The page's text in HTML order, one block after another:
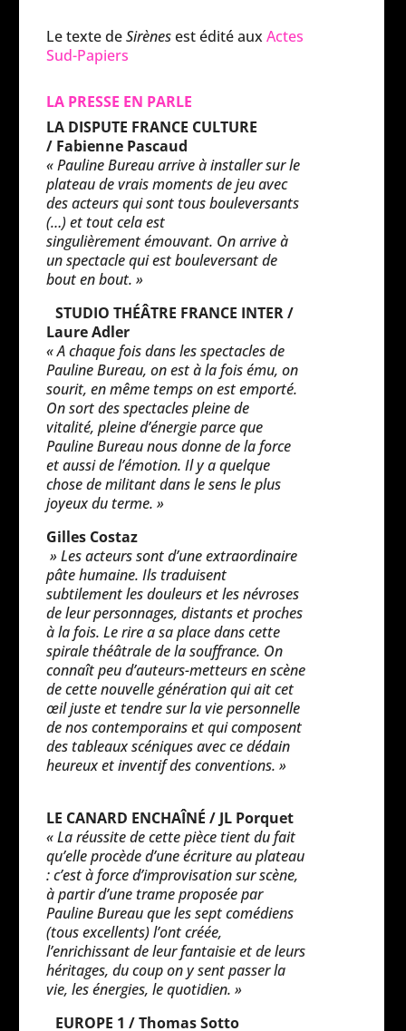
Le texte deSirènesest édité aux Actes
Sud-Papiers
LA PRESSE EN PARLE
LA DISPUTE FRANCE CULTURE
/ Fabienne Pascaud
« Pauline Bureau arrive à installer sur le
plateau de vrais moments de jeu avec
des acteurs qui sont tous bouleversants
(…) et tout cela est
singulièrement émouvant. On arrive à
un spectacle qui est bouleversant de
bout en bout. »
STUDIO THÉÂTRE FRANCE INTER /
Laure Adler
« A chaque fois dans les spectacles de
Pauline Bureau, on est à la fois ému, on
sourit, en même temps on est emporté.
On sort des spectacles pleine de
vitalité, pleine d’énergie parce que
Pauline Bureau nous donne de la force
et aussi de l’émotion. Il y a quelque
chose de militant dans le sens le plus
joyeux du terme. »
Gilles Costaz
» Les acteurs sont d’une extraordinaire
pâte humaine. Ils traduisent
subtilement les douleurs et les névroses
de leur personnages, distants et proches
à la fois. Le rire a sa place dans cette
spirale théâtrale de la souffrance. On
connaît peu d’auteurs-metteurs en scène
de cette nouvelle génération qui ait cet
œil juste et tendre sur la vie personnelle
de nos contemporains et qui composent
des tableaux scéniques avec ce dédain
heureux et inventif des conventions. »
LE CANARD ENCHAÎNÉ / JL Porquet
« La réussite de cette pièce tient du fait
qu’elle procède d’une écriture au plateau
: c’est à force d’improvisation sur scène,
à partir d’une trame proposée par
Pauline Bureau que les sept comédiens
(tous excellents) l’ont créée,
l’enrichissant de leur fantaisie et de leurs
héritages, du coup on y sent passer la
vie, les énergies, le quotidien. »
EUROPE 1 / Thomas Sotto